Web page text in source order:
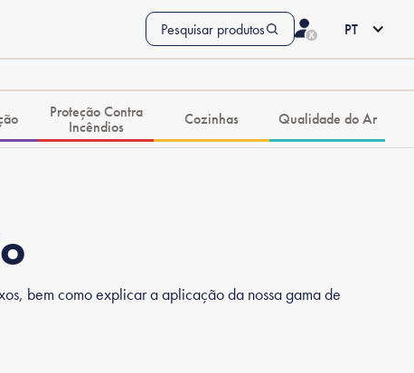
Pesquisar produtos PT
Proteção Contra
Incêndios
Cozinhas Qualidade do Ar
bem como explicar a aplicação da nossa gama de